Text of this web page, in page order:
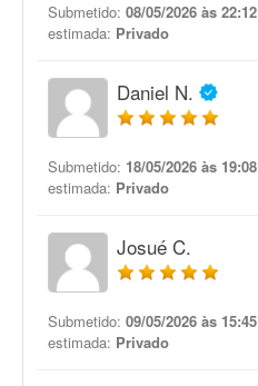
Submetido: 08/05/2026 às 22:12
estimada: Privado
Daniel N.
Submetido: 18/05/2026 às 19:08
estimada: Privado
Josué C.
Submetido: 09/05/2026 às 15:45
estimada: Privado